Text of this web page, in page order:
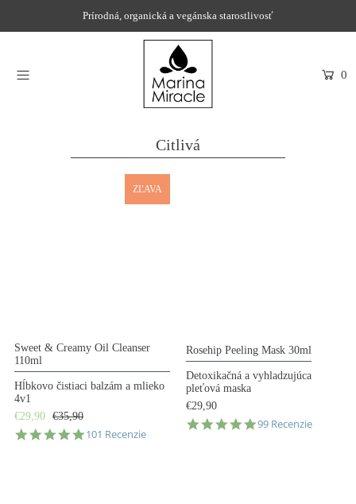
Prírodná, organická a vegánska starostlivosť
0
Citlivá
ZĽAVA
Sweet & Creamy Oil Cleanser
110ml
Hĺbkovo čistiaci balzám a mlieko
4v1
€29,90
€35,90
4.9
101 Recenzie
Rosehip Peeling Mask 30ml
Detoxikačná a vyhladzujúca
pleťová maska
€29,90
4.9
99 Recenzie
DOMOV